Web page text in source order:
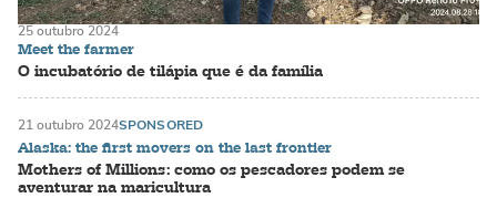
Meet the farmer
O incubatório de tilápia que é da família
25 outubro 2024
Alaska: the first movers on the last frontier
Mothers of Millions: como os pescadores podem se
aventurar na maricultura
21 outubro 2024SPONSORED